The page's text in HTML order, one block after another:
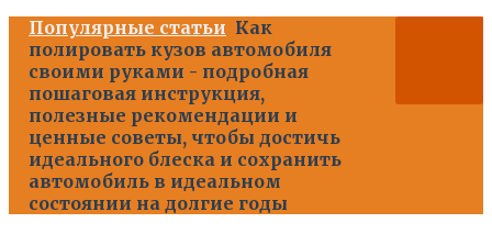
Популярные статьи Как
полировать кузов автомобиля
своими руками - подробная
пошаговая инструкция,
полезные рекомендации и
ценные советы, чтобы достичь
идеального блеска и сохранить
автомобиль в идеальном
состоянии на долгие годы